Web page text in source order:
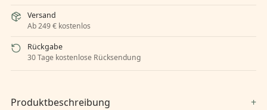
Versand
Ab 249 € kostenlos
Rückgabe
30 Tage kostenlose Rücksendung
Produktbeschreibung